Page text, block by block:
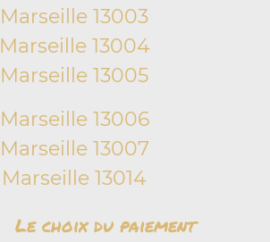
Marseille 13003
Marseille 13004
Marseille 13005
Marseille 13006
Marseille 13007
Marseille 13014
Le choix du paiement